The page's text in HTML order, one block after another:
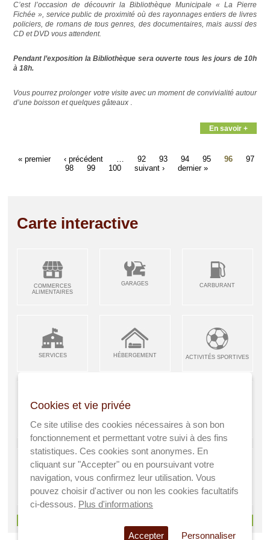
C’est l’occasion de découvrir la Bibliothèque Municipale « La Pierre
Fichée », service public de proximité où des rayonnages entiers de livres
policiers, de romans de tous genres, des documentaires, mais aussi des
CD et DVD vous attendent.
Pendant l’exposition la Bibliothèque sera ouverte tous les jours de 10h
à 18h.
Vous pourrez prolonger votre visite avec un moment de convivialité autour
d’une boisson et quelques gâteaux .
En savoir +
« premier ‹ précédent 92 93 94 95 96
97
98
99 100 suivant › dernier »
Carte interactive
COMMERCES
ALIMENTAIRES
GARAGES CARBURANT
SERVICES HÉBERGEMENT ACTIVITÉS SPORTIVES
ARTISANS &
INDUSTRIES
RESTAURANTS CAFÉS ENFANCE JEUNESSE
A VISITER SANTÉ AGRICULTEURS
Cookies et vie privée
Ce site utilise des cookies nécessaires à son bon
fonctionnement et permettant votre suivi à des fins
statistiques. Ces cookies sont anonymes. En
cliquant sur "Accepter" ou en poursuivant votre
navigation, vous confirmez leur utilisation. Vous
pouvez choisir d'activer ou non les cookies facultatifs
ci-dessous. Plus d'informations
Accepter Personnaliser